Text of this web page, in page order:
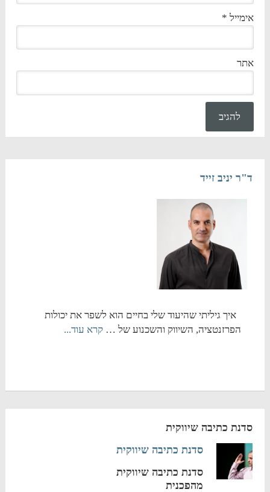
אימייל *
אתר
ד"ר יניב זייד
איך גיליתי שהיעוד שלי בחיים הוא לשפר את יכולות
הפרזנטציה, השיווק והשכנוע של … קרא עוד...
סדנת כתיבה שיווקית
סדנת כתיבה שיווקית
סדנת כתיבה שיווקית
מהפכנית